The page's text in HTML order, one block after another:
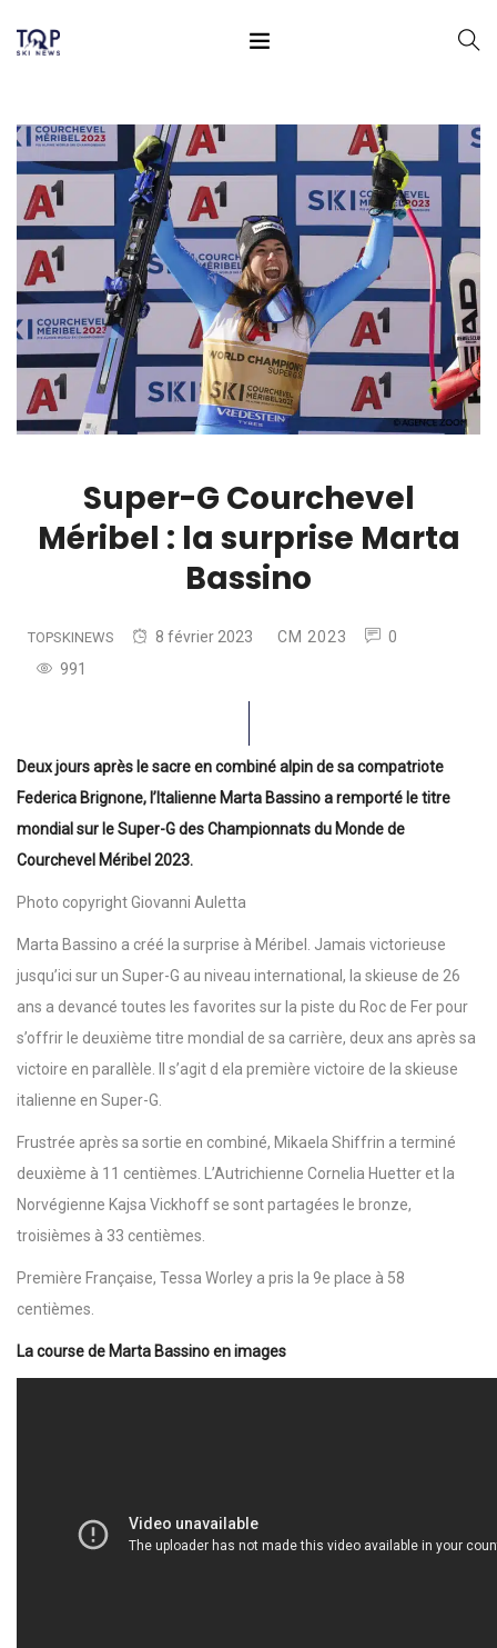
Super-G Courchevel
Méribel : la surprise Marta
Bassino
TOPSKINEWS 8 février 2023 CM 2023
0
991
Deux jours après le sacre en combiné alpin de sa compatriote
Federica Brignone, l’Italienne Marta Bassino a remporté le titre
mondial sur le Super-G des Championnats du Monde de
Courchevel Méribel 2023.
Photo copyright Giovanni Auletta
Marta Bassino a créé la surprise à Méribel. Jamais victorieuse
jusqu’ici sur un Super-G au niveau international, la skieuse de 26
ans a devancé toutes les favorites sur la piste du Roc de Fer pour
s’offrir le deuxième titre mondial de sa carrière, deux ans après sa
victoire en parallèle. Il s’agit d ela première victoire de la skieuse
italienne en Super-G.
Frustrée après sa sortie en combiné, Mikaela Shiffrin a terminé
deuxième à 11 centièmes. L’Autrichienne Cornelia Huetter et la
Norvégienne Kajsa Vickhoff se sont partagées le bronze,
troisièmes à 33 centièmes.
Première Française, Tessa Worley a pris la 9e place à 58
centièmes.
La course de Marta Bassino en images